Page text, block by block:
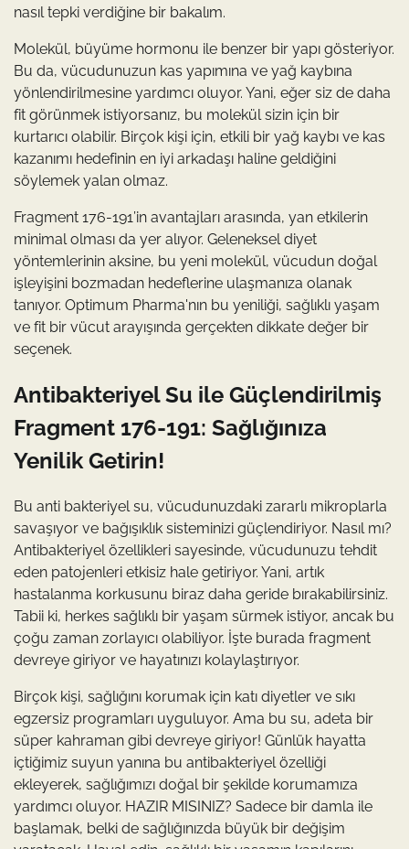
nasıl tepki verdiğine bir bakalım.
Molekül, büyüme hormonu ile benzer bir yapı gösteriyor.
Bu da, vücudunuzun kas yapımına ve yağ kaybına
yönlendirilmesine yardımcı oluyor. Yani, eğer siz de daha
fit görünmek istiyorsanız, bu molekül sizin için bir
kurtarıcı olabilir. Birçok kişi için, etkili bir yağ kaybı ve kas
kazanımı hedefinin en iyi arkadaşı haline geldiğini
söylemek yalan olmaz.
Fragment 176-191’in avantajları arasında, yan etkilerin
minimal olması da yer alıyor. Geleneksel diyet
yöntemlerinin aksine, bu yeni molekül, vücudun doğal
işleyişini bozmadan hedeflerine ulaşmanıza olanak
tanıyor. Optimum Pharma'nın bu yeniliği, sağlıklı yaşam
ve fit bir vücut arayışında gerçekten dikkate değer bir
seçenek.
Antibakteriyel Su ile Güçlendirilmiş
Fragment 176-191: Sağlığınıza
Yenilik Getirin!
Bu anti bakteriyel su, vücudunuzdaki zararlı mikroplarla
savaşıyor ve bağışıklık sisteminizi güçlendiriyor. Nasıl mı?
Antibakteriyel özellikleri sayesinde, vücudunuzu tehdit
eden patojenleri etkisiz hale getiriyor. Yani, artık
hastalanma korkusunu biraz daha geride bırakabilirsiniz.
Tabii ki, herkes sağlıklı bir yaşam sürmek istiyor, ancak bu
çoğu zaman zorlayıcı olabiliyor. İşte burada fragment
devreye giriyor ve hayatınızı kolaylaştırıyor.
Birçok kişi, sağlığını korumak için katı diyetler ve sıkı
egzersiz programları uyguluyor. Ama bu su, adeta bir
süper kahraman gibi devreye giriyor! Günlük hayatta
içtiğimiz suyun yanına bu antibakteriyel özelliği
ekleyerek, sağlığımızı doğal bir şekilde korumamıza
yardımcı oluyor. HAZIR MISINIZ? Sadece bir damla ile
başlamak, belki de sağlığınızda büyük bir değişim